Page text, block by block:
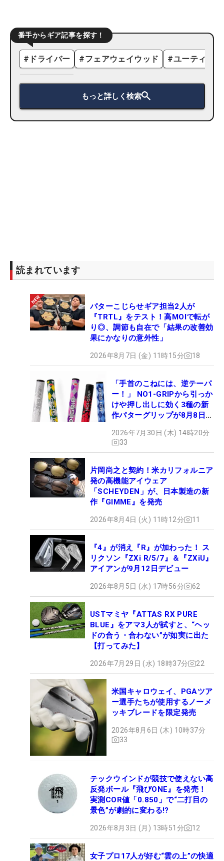
番手からギア記事を探す！
# ドライバー #フェアウェイウッド #ユーティリ
もっと詳しく検索
読まれています
パターこじらせギア担当2人が
『TRTL』をテスト！高MOIで転が
り◎、調節も自在で「結果の改善効
果にかなりの意外性」
2026年8月7日 (金) 11時15分 18
「手首のこねには、逆テーパ
ー！」 NO1-GRIPから引っか
けや押し出しに効く3種の新
作パターグリップが8月8日デ
2026年7月30日 (木) 14時20分
33
片岡尚之と契約！米カリフォルニア
発の高機能アイウェア
「SCHEYDEN」が、日本製造の新
作『GIMME』を発売
2026年8月4日 (火) 11時12分 11
『4』が消え『R』が加わった！ ス
リクソン『ZXi R/5/7』＆『ZXiU』
アイアンが9月12日デビュー
2026年8月5日 (水) 17時56分 62
USTマミヤ『ATTAS RX PURE
BLUE』をアマ3人が試すと、“ヘッ
ドの合う・合わない”が如実に出た
【打ってみた】
2026年7月29日 (水) 18時37分 22
米国キャロウェイ、PGAツア
ー選手たちが使用するノーメ
ッキブレードを限定発売
2026年8月6日 (木) 10時37分
33
テックウインドが競技で使えない高
反発ボール『飛びONE』を発売！
実測COR値「0.850」で“二打目の
景色”が劇的に変わる!?
2026年8月3日 (月) 13時51分 12
女子プロ17人が好む“雲の上”の快適